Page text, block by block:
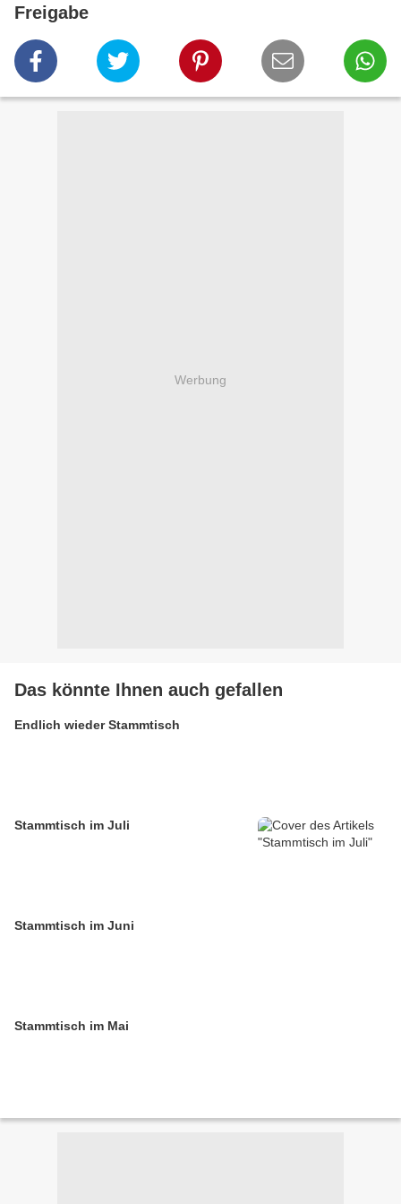
Freigabe
Werbung
Das könnte Ihnen auch gefallen
Endlich wieder Stammtisch
Stammtisch im Juli
Stammtisch im Juni
Stammtisch im Mai